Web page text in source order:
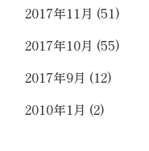
2017年11月 (51)
2017年10月 (55)
2017年9月 (12)
2010年1月 (2)